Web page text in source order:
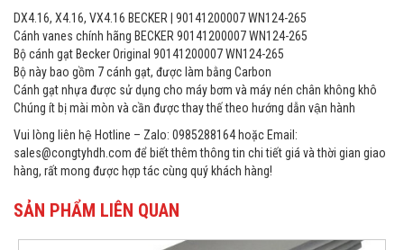
DX4.16, X4.16, VX4.16 BECKER | 90141200007 WN124-265
Cánh vanes chính hãng BECKER 90141200007 WN124-265
Bộ cánh gạt Becker Original 90141200007 WN124-265
Bộ này bao gồm 7 cánh gạt, được làm bằng Carbon
Cánh gạt nhựa được sử dụng cho máy bơm và máy nén chân không khô
Chúng ít bị mài mòn và cần được thay thế theo hướng dẫn vận hành
Vui lòng liên hệ Hotline – Zalo: 0985288164 hoặc Email:
sales@congtyhdh.com để biết thêm thông tin chi tiết giá và thời gian giao
hàng, rất mong được hợp tác cùng quý khách hàng!
SẢN PHẨM LIÊN QUAN